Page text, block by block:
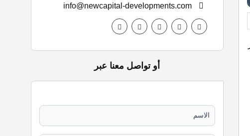
info@newcapital-developments.com
أو تواصل معنا عبر